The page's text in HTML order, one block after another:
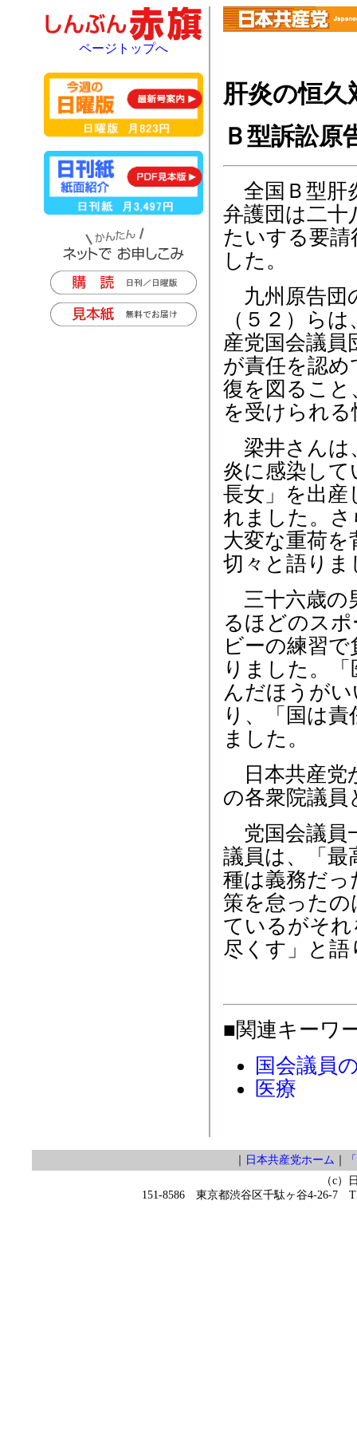
肝炎の恒久
Ｂ型訴訟原
全国Ｂ型肝
弁護団は二十
たいする要
した。
九州原告団
（５２）ら
産党国会議員
が責任を認め
復を図ること
を受けられ
梁井さんは
炎に感染し
長女」を出
れました。
大変な重荷
切々と語りま
三十六歳の
るほどのス
ビーの練習
りました。
んだほうが
り、「国は
ました。
日本共産党
の各衆院議員
党国会議員
議員は、「最
種は義務だ
策を怠った
ているがそ
尽くす」と
■関連キーワ
国会議員
医療
ページトップへ
｜ 日本共産党ホーム ｜
（c）
151-8586 東京都渋谷区千駄ヶ谷4-26-7